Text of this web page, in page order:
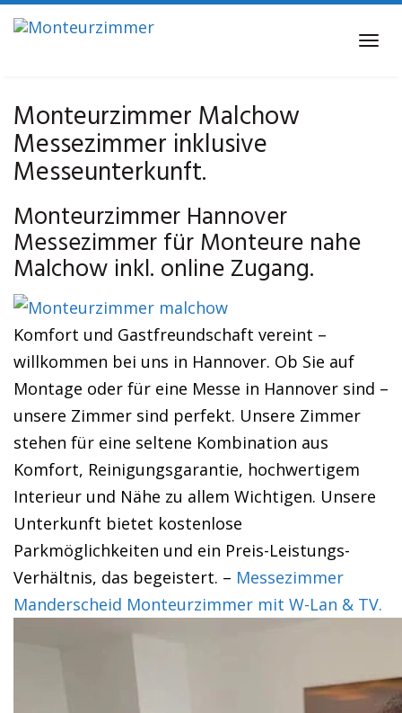
Skip
to
Monteurzimmer Malchow
Messezimmer inklusive
Messeunterkunft.
Monteurzimmer Hannover
Messezimmer für Monteure nahe
Malchow inkl. online Zugang.
Komfort und Gastfreundschaft vereint –
willkommen bei uns in Hannover. Ob Sie auf
Montage oder für eine Messe in Hannover sind –
unsere Zimmer sind perfekt. Unsere Zimmer
stehen für eine seltene Kombination aus
Komfort, Reinigungsgarantie, hochwertigem
Interieur und Nähe zu allem Wichtigen. Unsere
Unterkunft bietet kostenlose
Parkmöglichkeiten und ein Preis-Leistungs-
Verhältnis, das begeistert. – Messezimmer
Manderscheid Monteurzimmer mit W-Lan & TV.